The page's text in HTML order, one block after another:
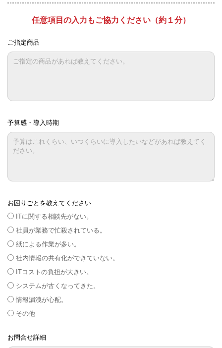
任意項目の入力もご協力ください（約１分）
ご指定商品
予算感・導入時期
お困りごとを教えてください
ITに関する相談先がない。
社員が業務で忙殺されている。
紙による作業が多い。
社内情報の共有化ができていない。
ITコストの負担が大きい。
システムが古くなってきた。
情報漏洩が心配。
その他
お問合せ詳細